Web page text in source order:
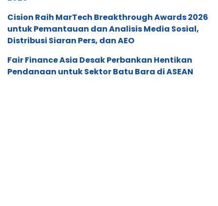
Cision Raih MarTech Breakthrough Awards 2026
untuk Pemantauan dan Analisis Media Sosial,
Distribusi Siaran Pers, dan AEO
Fair Finance Asia Desak Perbankan Hentikan
Pendanaan untuk Sektor Batu Bara di ASEAN